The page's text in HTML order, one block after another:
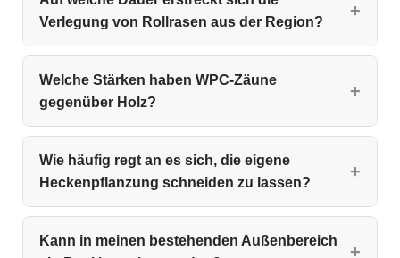
Verlegung von Rollrasen aus der Region?
Welche Stärken haben WPC‑Zäune
gegenüber Holz?
Wie häufig regt an es sich, die eigene
Heckenpflanzung schneiden zu lassen?
Kann in meinen bestehenden Außenbereich